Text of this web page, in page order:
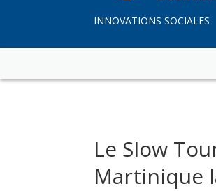
INNOVATIONS SOCIALES
Le Slow
Martinique